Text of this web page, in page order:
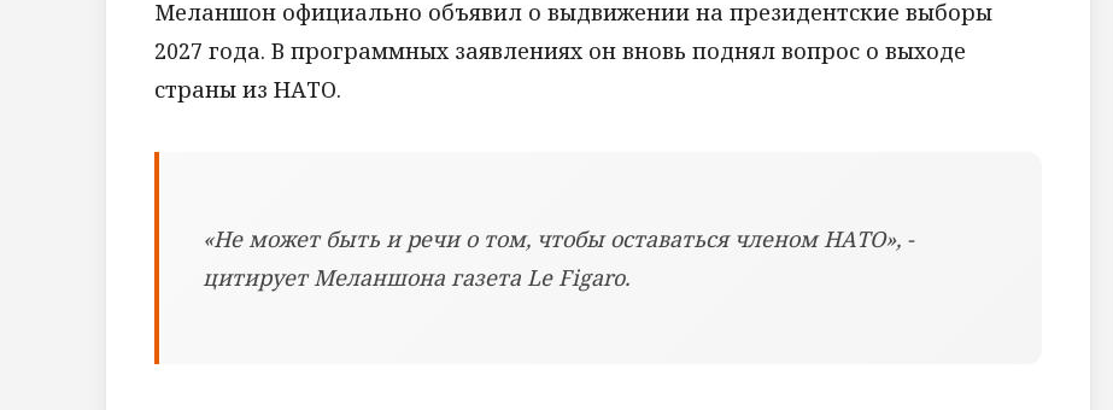
Меланшон официально объявил о выдвижении на президентские выборы
2027 года. В программных заявлениях он вновь поднял вопрос о выходе
страны из НАТО.
«Не может быть и речи о том, чтобы оставаться членом НАТО», -
цитирует Меланшона газета Le Figaro.